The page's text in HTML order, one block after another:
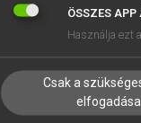
EGYÉNI
TANULÓKNAK
VÁLLALATI
ÖSSZES
Használja ezt
Csak a
elfogadása